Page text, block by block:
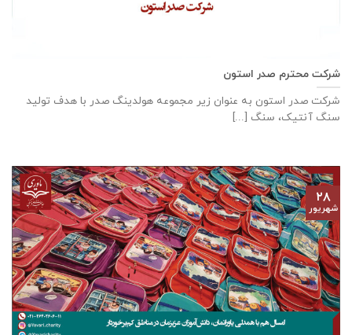
شرکت محترم صدر استون
شرکت صدر استون به عنوان زیر مجموعه هولدینگ صدر با هدف تولید
سنگ آنتیک، سنگ [...]
۲۸
شهریور